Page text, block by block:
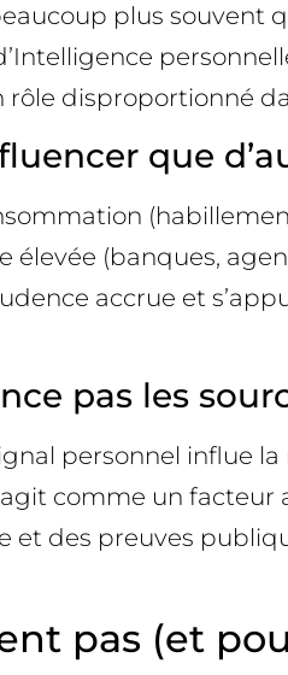
plus
disproportionné
que
(banques,
accrue et
pas les
personnel influe
comme un
des preuves
pas (et